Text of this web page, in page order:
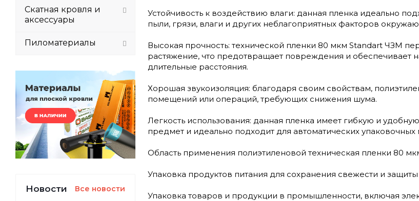
Устойчивость к воздействию влаги: данная пленка идеально
пыли, грязи, влаги и других неблагоприятных факторов
Высокая прочность: технической пленки 80 мкм Standart ЧЗМ
растяжение, что предотвращает повреждения и обеспечивает
длительные расстояния.
Хорошая звукоизоляция: благодаря своим свойствам,
помещений или операций, требующих снижения шума.
Легкость использования: данная пленка имеет гибкую и
предмет и идеально подходит для автоматических
Область применения полиэтиленовой техническая пленки 80
Упаковка продуктов питания для сохранения свежести и
Упаковка товаров и продукции в промышленности, включая
Скатная кровля и
аксессуары
Пиломатериалы
Новости Все новости